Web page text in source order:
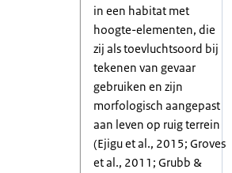
in een habitat met
hoogte-elementen, die
zij als toevluchtsoord bij
tekenen van gevaar
gebruiken en zijn
morfologisch aangepast
aan leven op ruig terrein
(Ejigu et al., 2015; Groves
et al., 2011; Grubb &